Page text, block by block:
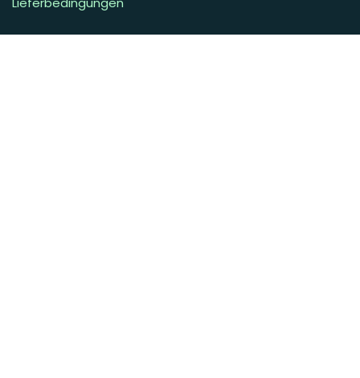
Widerrufsbelehrung